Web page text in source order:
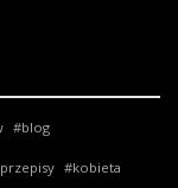
blog
przepisy kobieta